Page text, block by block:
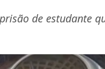
de estudante